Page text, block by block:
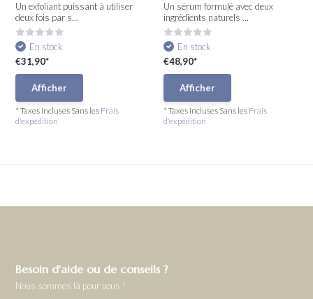
Un exfoliant puissant à utiliser
deux fois par s...
En stock
€31,90*
Afficher
* Taxes incluses Sans les Frais
d'expédition
Un sérum formulé avec deux
ingrédients naturels ...
En stock
€48,90*
Afficher
* Taxes incluses Sans les Frais
d'expédition
Besoin d'aide ou de conseils ?
Nous sommes là pour vous !